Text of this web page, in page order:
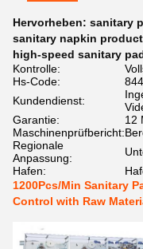
Hervorheben: sanitary
sanitary napkin
high-speed sanitary
Kontrolle:
Hs-Code:
Kundendienst:
Garantie:
12
Maschinenprüfbericht:
Regionale
Anpassung:
Hafen:
1200Pcs/Min Sanitary
Control with Raw